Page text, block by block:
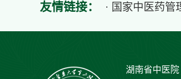
友情链接： · 国家中医药管
湖南省中医